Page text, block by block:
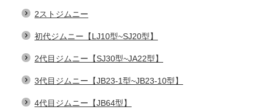
2ストジムニー
初代ジムニー【LJ10型~SJ20型】
2代目ジムニー【SJ30型~JA22型】
3代目ジムニー【JB23-1型~JB23-10型】
4代目ジムニー【JB64型】